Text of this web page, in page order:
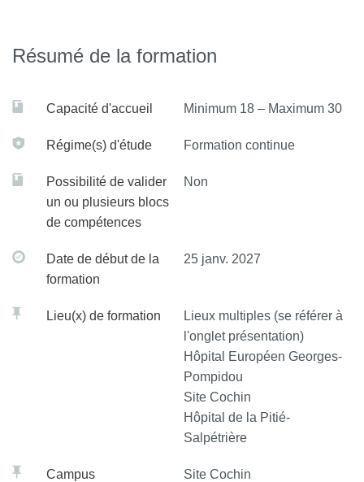
Se construire un réseau avec les enseignants,
étudiants
proposant une analyse des résultats par approche non
supervisée et s’initier à l’analyse et interprétation
Résumé de la formation
Capacité d'accueil Minimum 18 – Maximum 30
Régime(s) d'étude Formation continue
Possibilité de valider
un ou plusieurs blocs
de compétences
Non
Date de début de la
formation
25 janv. 2027
Lieu(x) de formation
Lieux multiples (se référer à
l'onglet présentation)
Hôpital Européen Georges-
Pompidou
Site Cochin
Hôpital de la Pitié-
Salpétrière
Campus Site Cochin